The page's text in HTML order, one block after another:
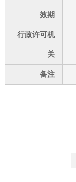
效期
行政许可机
关
备注